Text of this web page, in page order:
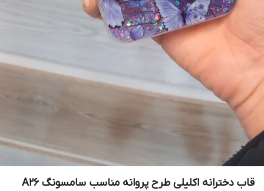
قاب دخترانه اکلیلی طرح پروانه مناسب سامسونگ A26